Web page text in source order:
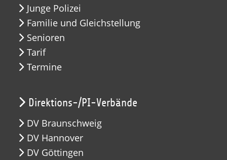
Junge Polizei
Familie und Gleichstellung
Senioren
Tarif
Termine
Direktions-/PI-Verbände
DV Braunschweig
DV Hannover
DV Göttingen